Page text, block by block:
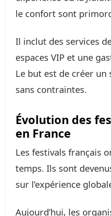
le confort sont
Il inclut des services
espaces VIP et une
Le but est de créer
sans contraintes.
Évolution des
en France
Les festivals français
temps. Ils sont
sur l’expérience
Aujourd’hui, les